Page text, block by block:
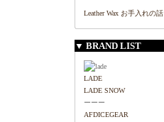
Leather Wax お手入れの話
▼ BRAND LIST
LADE
LADE SNOW
ーーー
AFDICEGEAR